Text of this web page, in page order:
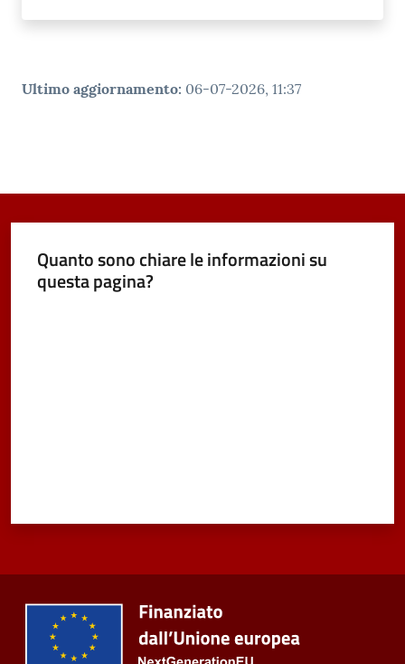
Ultimo aggiornamento: 06-07-2026, 11:37
Quanto sono chiare le informazioni su
questa pagina?